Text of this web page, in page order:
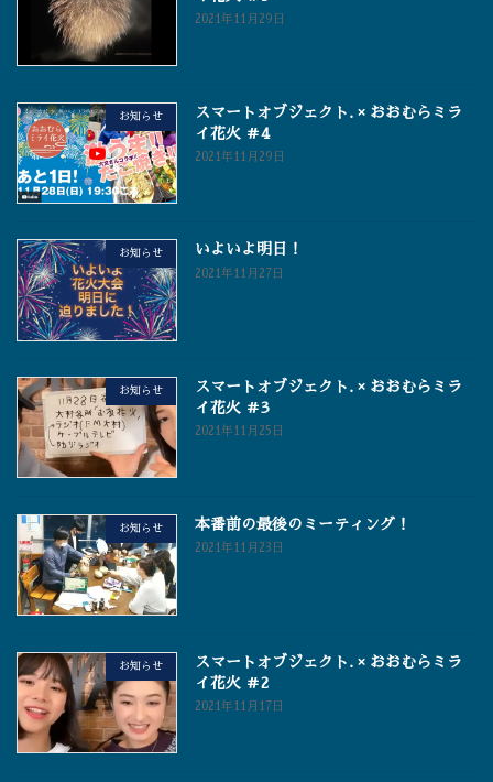
2021年11月29日
お知らせ
スマートオブジェクト. × おおむらミラ
イ花火 ＃4
2021年11月29日
お知らせ いよいよ明日！
2021年11月27日
お知らせ
スマートオブジェクト. × おおむらミラ
イ花火 ＃3
2021年11月25日
お知らせ 本番前の最後のミーティング！
2021年11月23日
お知らせ
スマートオブジェクト. × おおむらミラ
イ花火 ＃2
2021年11月17日